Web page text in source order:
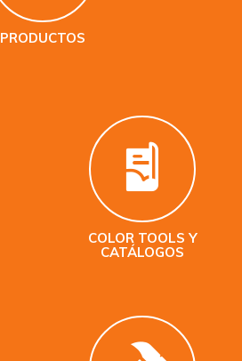
PRODUCTOS
COLOR TOOLS Y
CATÁLOGOS